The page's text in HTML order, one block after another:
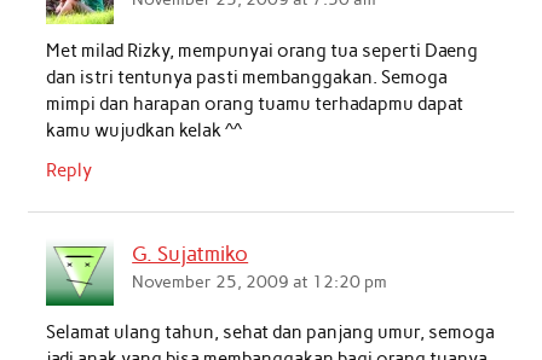
o
k
p
n
Met milad Rizky, mempunyai orang tua seperti Daeng
dan istri tentunya pasti membanggakan. Semoga
mimpi dan harapan orang tuamu terhadapmu dapat
kamu wujudkan kelak ^^
Reply
G. Sujatmiko
November 25, 2009 at 12:20 pm
Selamat ulang tahun, sehat dan panjang umur, semoga